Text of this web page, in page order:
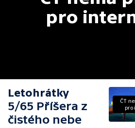
pro
Letohrátky
5/65 Příšera z
čistého nebe
ČT
pro